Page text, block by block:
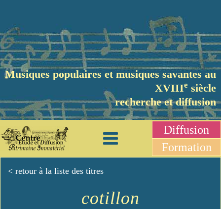
Musiques populaires et musiques savantes au
XVIIIe siècle
recherche et diffusion
Diffusion
Formation
< retour à la liste des titres
cotillon